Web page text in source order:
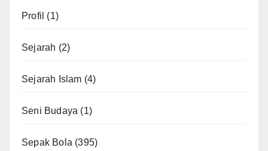
Profil (1)
Sejarah (2)
Sejarah Islam (4)
Seni Budaya (1)
Sepak Bola (395)